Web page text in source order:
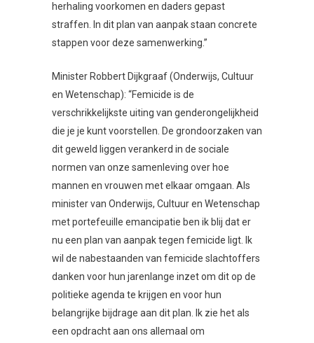
herhaling voorkomen en daders gepast
straffen. In dit plan van aanpak staan concrete
stappen voor deze samenwerking.”
Minister Robbert Dijkgraaf (Onderwijs, Cultuur
en Wetenschap): “Femicide is de
verschrikkelijkste uiting van genderongelijkheid
die je je kunt voorstellen. De grondoorzaken van
dit geweld liggen verankerd in de sociale
normen van onze samenleving over hoe
mannen en vrouwen met elkaar omgaan. Als
minister van Onderwijs, Cultuur en Wetenschap
met portefeuille emancipatie ben ik blij dat er
nu een plan van aanpak tegen femicide ligt. Ik
wil de nabestaanden van femicide slachtoffers
danken voor hun jarenlange inzet om dit op de
politieke agenda te krijgen en voor hun
belangrijke bijdrage aan dit plan. Ik zie het als
een opdracht aan ons allemaal om